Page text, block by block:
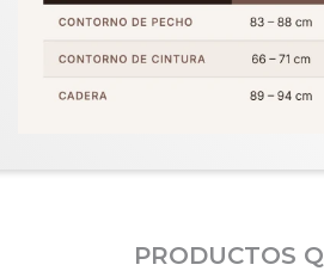
PRODUCTOS